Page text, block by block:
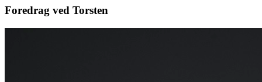
Foredrag ved Torsten